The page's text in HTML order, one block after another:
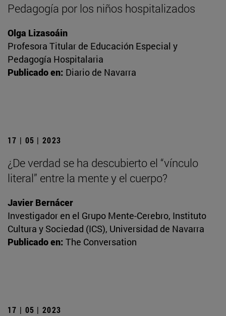
Pedagogía por los niños hospitalizados
Olga Lizasoáin
Profesora Titular de Educación Especial y
Pedagogía Hospitalaria
Publicado en: Diario de Navarra
17 | 05 | 2023
¿De verdad se ha descubierto el “vínculo
literal” entre la mente y el cuerpo?
Javier Bernácer
Investigador en el Grupo Mente-Cerebro, Instituto
Cultura y Sociedad (ICS), Universidad de Navarra
Publicado en: The Conversation
17 | 05 | 2023